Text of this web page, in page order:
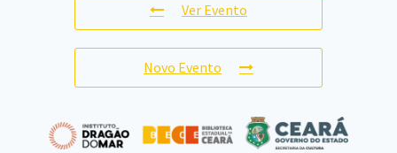
Ver Evento
Novo Evento